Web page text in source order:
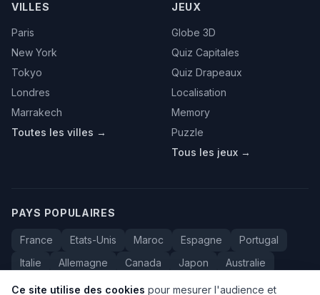
VILLES
Paris
New York
Tokyo
Londres
Marrakech
Toutes les villes →
JEUX
Globe 3D
Quiz Capitales
Quiz Drapeaux
Localisation
Memory
Puzzle
Tous les jeux →
PAYS POPULAIRES
France Etats-Unis Maroc Espagne
Portugal
Italie
Allemagne Canada Japon
Australie
Bresil
Algerie Tunisie Belgique Drapeaux
Ce site utilise des cookies pour mesurer l'audience et